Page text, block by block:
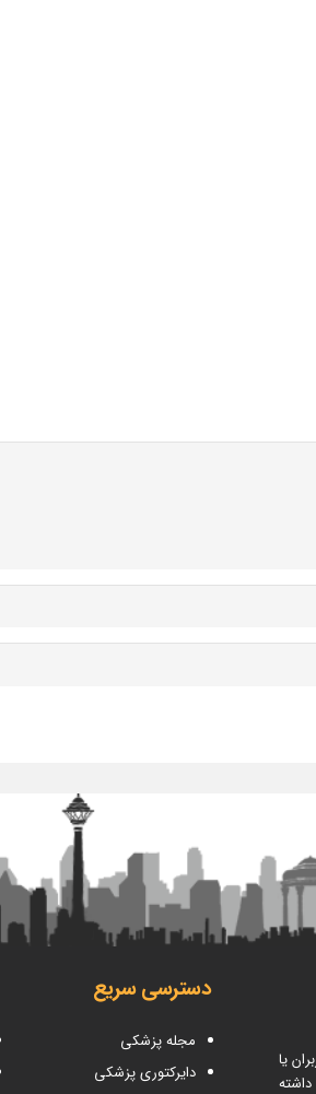
یا
دسترسی سریع
مجله پزشکی
دایرکتوری پزشکی